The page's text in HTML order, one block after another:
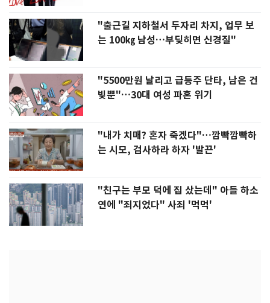
"출근길 지하철서 두자리 차지, 업무 보
는 100㎏ 남성…부딪히면 신경질"
"5500만원 날리고 급등주 단타, 남은 건
빚뿐"…30대 여성 파혼 위기
"내가 치매? 혼자 죽겠다"…깜빡깜빡하
는 시모, 검사하라 하자 '발끈'
"친구는 부모 덕에 집 샀는데" 아들 하소
연에 "죄지었다" 사죄 '먹먹'